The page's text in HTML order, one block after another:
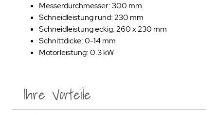
Ihre Vorteile
Messerdurchmesser: 300 mm
Schneidleistung rund: 230 mm
Schneidleistung eckig: 260 x 230 mm
Schnittdicke: 0-14 mm
Motorleistung: 0.3 kW